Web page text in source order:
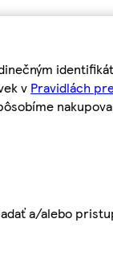
v Pravidlách
a/alebo